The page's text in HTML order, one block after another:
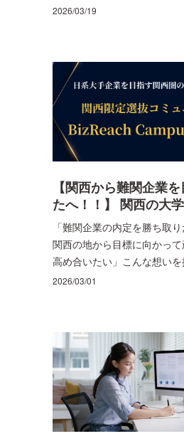
2026/03/19
【関西から難関企業
たへ！！】 関西の大
抜コミュニティ
Campus West”とは
Campus West (BCW)
「難関企業の内定を勝ち取
関西の地から目標に向かっ
高め合いたい」こんな想い
西の大学生の皆さま、その気
生に向けて立ち上げられた
ニティ「BizReach Campus
West（BCW）」について徹
ます！
2026/03/01